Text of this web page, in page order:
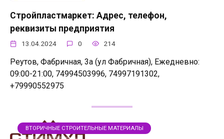
Стройпластмаркет: Адрес, телефон,
реквизиты предприятия
13.04.2024 0 214
Реутов, Фабричная, 3а (ул Фабричная), Ежедневно:
09:00-21:00, 74994503996, 74997191302,
+79990552975
ВТОРИЧНЫЕ СТРОИТЕЛЬНЫЕ МАТЕРИАЛЫ